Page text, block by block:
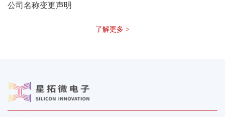
公司名称变更声明
了解更多 >